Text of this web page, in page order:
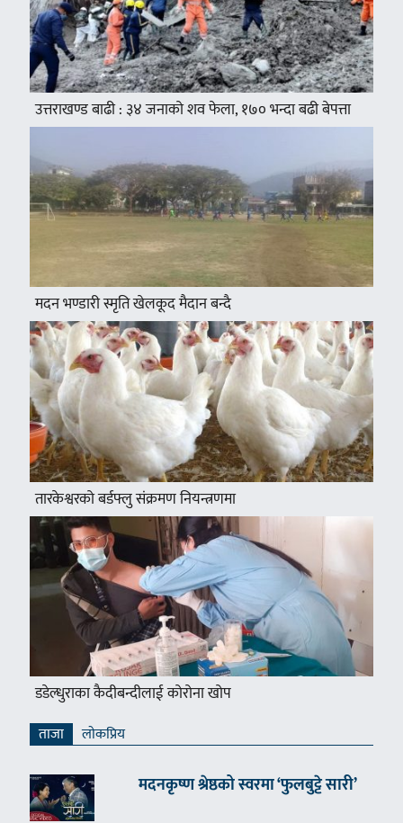
उत्तराखण्ड बाढी : ३४ जनाको शव फेला, १७० भन्दा बढी बेपत्ता
मदन भण्डारी स्मृति खेलकूद मैदान बन्दै
तारकेश्वरको बर्डफ्लु संक्रमण नियन्त्रणमा
डडेल्धुराका कैदीबन्दीलाई कोरोना खोप
ताजा लाेकप्रिय
मदनकृष्ण श्रेष्ठको स्वरमा ‘फुलबुट्टे सारी’